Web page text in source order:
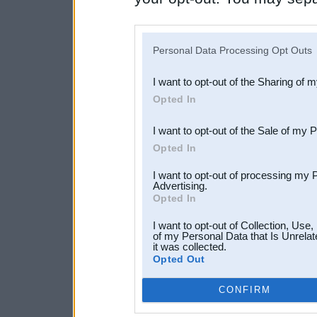
Downstream Participants
third parties.
Personal Data Processing Opt Outs
I want to opt-out of the Sharing of
Opted In
I want to opt-out of the Sale of my
Opted In
I want to opt-out of processing my
Advertising.
Opted In
I want to opt-out of Collection,
of my Personal Data that Is
it was collected.
Opted Out
CONFIRM